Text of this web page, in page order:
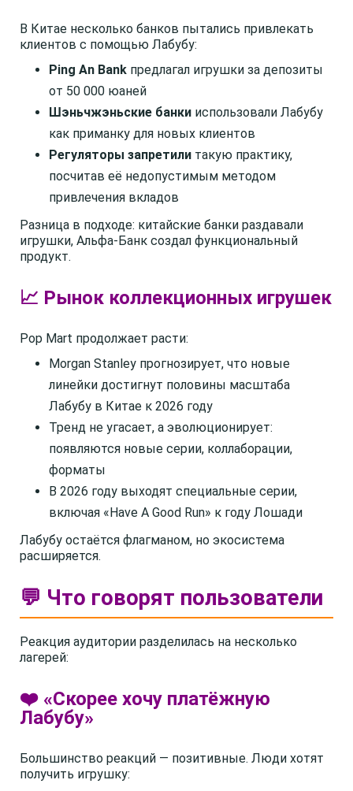
В Китае несколько банков пытались привлекать
клиентов с помощью Лабубу:
Ping An Bank предлагал игрушки за депозиты
от 50 000 юаней
Шэньчжэньские банки использовали Лабубу
как приманку для новых клиентов
Регуляторы запретили такую практику,
посчитав её недопустимым методом
привлечения вкладов
Разница в подходе: китайские банки раздавали
игрушки, Альфа-Банк создал функциональный
продукт.
📈 Рынок коллекционных игрушек
Pop Mart продолжает расти:
Morgan Stanley прогнозирует, что новые
линейки достигнут половины масштаба
Лабубу в Китае к 2026 году
Тренд не угасает, а эволюционирует:
появляются новые серии, коллаборации,
форматы
В 2026 году выходят специальные серии,
включая «Have A Good Run» к году Лошади
Лабубу остаётся флагманом, но экосистема
расширяется.
💬 Что говорят пользователи
Реакция аудитории разделилась на несколько
лагерей:
❤️ «Скорее хочу платёжную
Лабубу»
Большинство реакций — позитивные. Люди хотят
получить игрушку: